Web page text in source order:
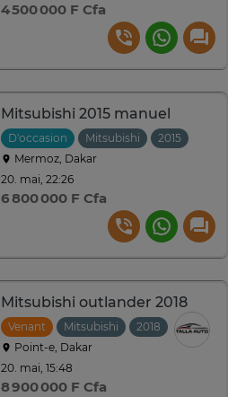
4 500 000 F Cfa
Mitsubishi 2015 manuel
D'occasion Mitsubishi 2015
Mermoz, Dakar
20. mai, 22:26
6 800 000 F Cfa
Mitsubishi outlander 2018
Venant Mitsubishi 2018
Point-e, Dakar
20. mai, 15:48
8 900 000 F Cfa